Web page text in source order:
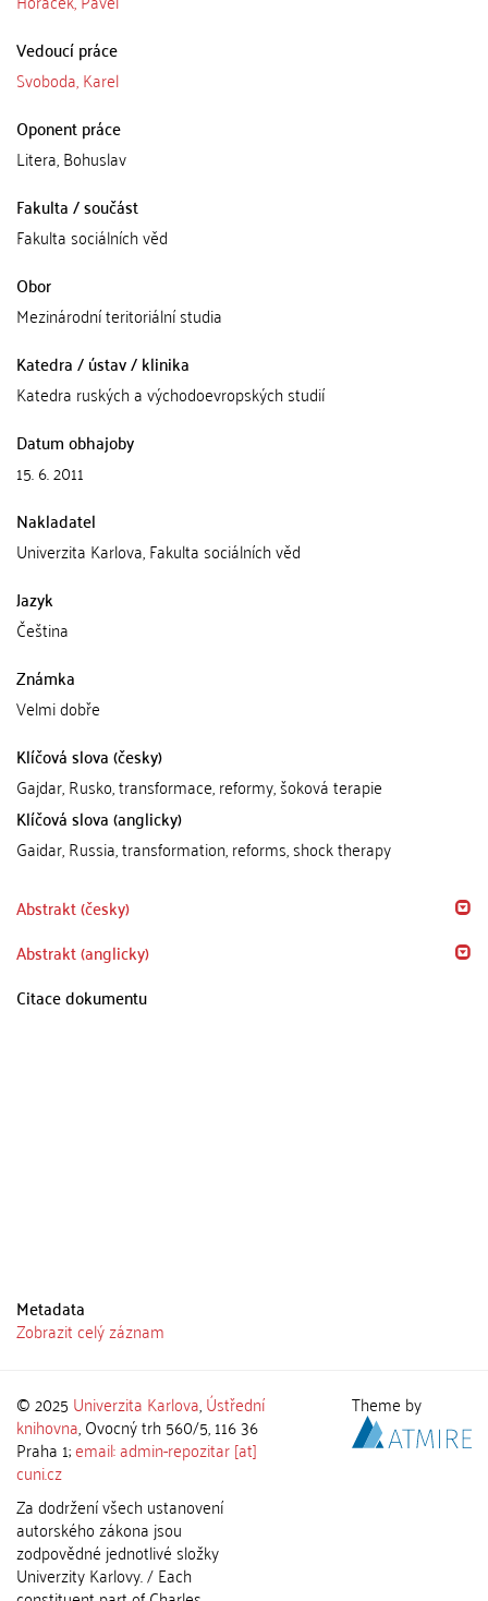
Vedoucí práce
Svoboda, Karel
Oponent práce
Litera, Bohuslav
Fakulta / součást
Fakulta sociálních věd
Obor
Mezinárodní teritoriální studia
Katedra / ústav / klinika
Katedra ruských a východoevropských studií
Datum obhajoby
15. 6. 2011
Nakladatel
Univerzita Karlova, Fakulta sociálních věd
Jazyk
Čeština
Známka
Velmi dobře
Klíčová slova (česky)
Gajdar, Rusko, transformace, reformy, šoková terapie
Klíčová slova (anglicky)
Gaidar, Russia, transformation, reforms, shock therapy
Abstrakt (česky)
Abstrakt (anglicky)
Citace dokumentu
Metadata
Zobrazit celý záznam
© 2025 Univerzita Karlova,Ústřední
knihovna, Ovocný trh 560/5, 116 36
Praha 1;email: admin-repozitar [at]
cuni.cz
Za dodržení všech ustanovení
autorského zákona jsou
zodpovědné jednotlivé složky
Univerzity Karlovy. / Each
Theme by